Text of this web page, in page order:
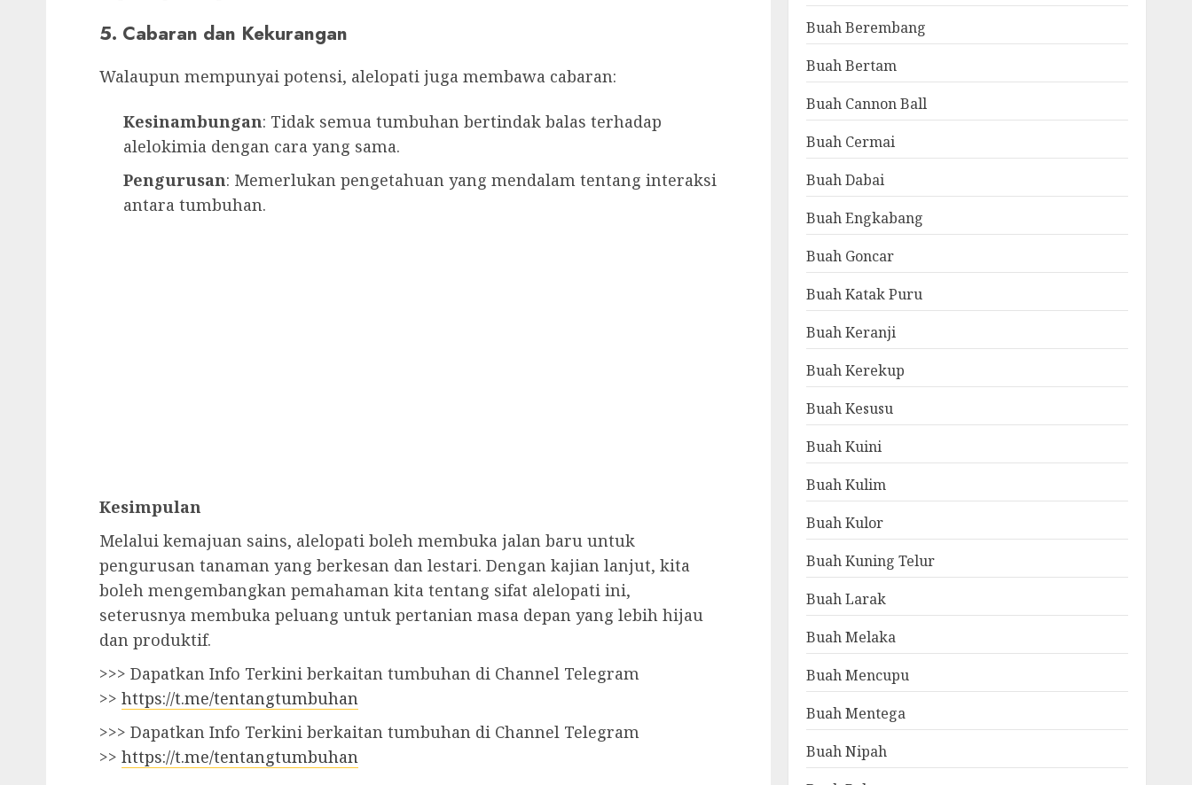
5. Cabaran dan Kekurangan
Walaupun mempunyai potensi, alelopati juga membawa cabaran:
Kesinambungan: Tidak semua tumbuhan bertindak balas terhadap
alelokimia dengan cara yang sama.
Pengurusan: Memerlukan pengetahuan yang mendalam tentang interaksi
antara tumbuhan.
Kesimpulan
Melalui kemajuan sains, alelopati boleh membuka jalan baru untuk
pengurusan tanaman yang berkesan dan lestari. Dengan kajian lanjut, kita
boleh mengembangkan pemahaman kita tentang sifat alelopati ini,
seterusnya membuka peluang untuk pertanian masa depan yang lebih hijau
dan produktif.
>>> Dapatkan Info Terkini berkaitan tumbuhan di Channel Telegram
>> https://t.me/tentangtumbuhan
>>> Dapatkan Info Terkini berkaitan tumbuhan di Channel Telegram
>> https://t.me/tentangtumbuhan
Buah Berembang
Buah Bertam
Buah Cannon Ball
Buah Cermai
Buah Dabai
Buah Engkabang
Buah Goncar
Buah Katak Puru
Buah Keranji
Buah Kerekup
Buah Kesusu
Buah Kuini
Buah Kulim
Buah Kulor
Buah Kuning Telur
Buah Larak
Buah Melaka
Buah Mencupu
Buah Mentega
Buah Nipah